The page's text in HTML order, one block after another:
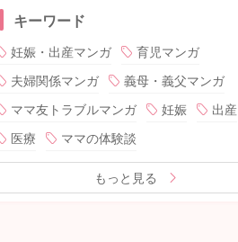
キーワード
妊娠・出産マンガ
育児マンガ
夫婦関係マンガ
義母・義父マンガ
ママ友トラブルマンガ
妊娠
出産
医療
ママの体験談
もっと見る